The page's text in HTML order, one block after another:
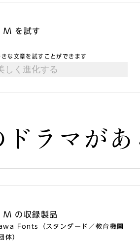
M を試す
な文章を試すことができます
ドラマがあ
M の収録製品
Fonts（スタンダード／教育機関
体）